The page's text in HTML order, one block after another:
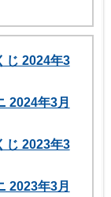
じ 2024年3
2024年3月
じ 2023年3
2023年3月